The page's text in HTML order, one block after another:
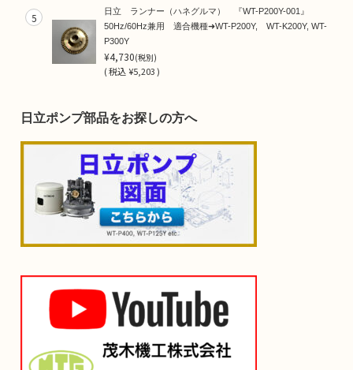
5
日立 ランナー（ハネグルマ） 『WT-P200Y-001』
50Hz/60Hz兼用 適合機種➜WT-P200Y, WT-K200Y, WT-
P300Y
¥4,730(税別)
(税込¥5,203 )
日立ポンプ部品をお探しの方へ